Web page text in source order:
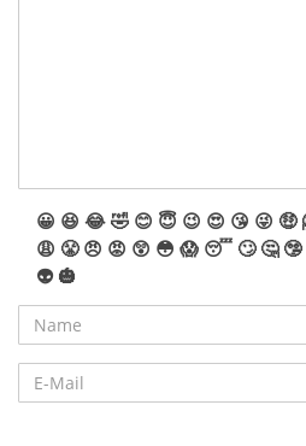
😀 😆 😂🤣 😊 😇 😉 😍 😘 😜 🤑
😩 😤 😠 😡 😲 😳 😱 😴 🙄 🤔 🤥
👽 🎃